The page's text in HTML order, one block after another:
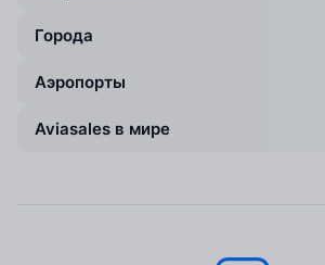
Города
Аэропорты
Aviasales в мире